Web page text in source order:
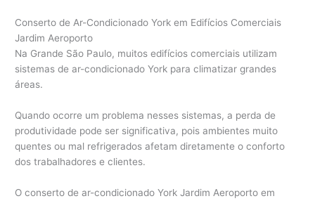
Conserto de Ar-Condicionado York em Edifícios Comerciais
Jardim Aeroporto
Na Grande São Paulo, muitos edifícios comerciais utilizam
sistemas de ar-condicionado York para climatizar grandes
áreas.
Quando ocorre um problema nesses sistemas, a perda de
produtividade pode ser significativa, pois ambientes muito
quentes ou mal refrigerados afetam diretamente o conforto
dos trabalhadores e clientes.
O conserto de ar-condicionado York Jardim Aeroporto em